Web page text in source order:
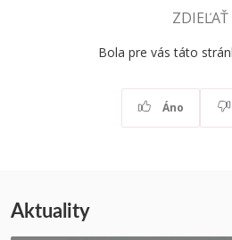
ZDIEĽAŤ
Bola pre vás táto
Áno
Aktuality